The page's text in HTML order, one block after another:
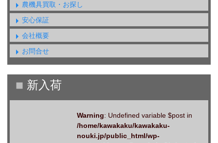
農機具買取・お探し
安心保証
会社概要
お問合せ
Warning: Undefined variable $post in
/home/kawakaku/kawakaku-
nouki.jp/public_html/wp-